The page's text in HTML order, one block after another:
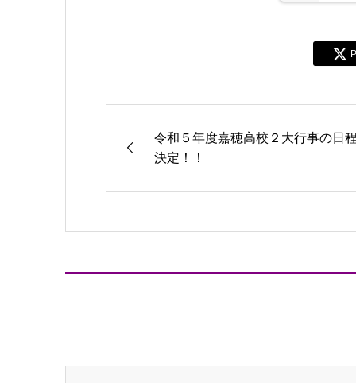
令和５年度嘉穂高校２大行事の日
決定！！